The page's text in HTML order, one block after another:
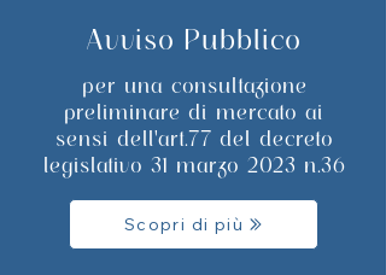
Avviso Pubblico
per una consultazione
preliminare di mercato ai
sensi dell'art.77 del decreto
legislativo 31 marzo 2023 n.36
Scopri di più